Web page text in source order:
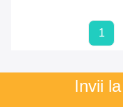
1
Invii